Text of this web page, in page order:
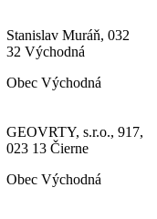
Stanislav Muráň, 032
32 Východná
Obec Východná
GEOVRTY, s.r.o., 917,
023 13 Čierne
Obec Východná